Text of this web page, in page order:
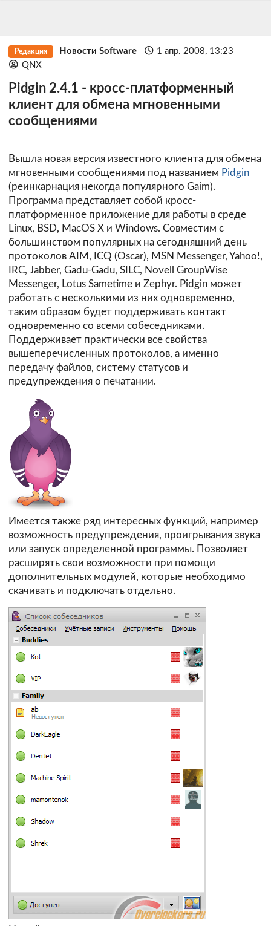
Редакция Новости Software
1 апр. 2008, 13:23
QNX
Pidgin 2.4.1 - кросс-платформенный
клиент для обмена мгновенными
сообщениями
Вышла новая версия известного клиента для обмена
мгновенными сообщениями под названием Pidgin
(реинкарнация некогда популярного Gaim).
Программа представляет собой кросс-
платформенное приложение для работы в среде
Linux, BSD, MacOS X и Windows. Совместим с
большинством популярных на сегодняшний день
протоколов AIM, ICQ (Oscar), MSN Messenger, Yahoo!,
IRC, Jabber, Gadu-Gadu, SILC, Novell GroupWise
Messenger, Lotus Sametime и Zephyr. Pidgin может
работать с несколькими из них одновременно,
таким образом будет поддерживать контакт
одновременно со всеми собеседниками.
Поддерживает практически все свойства
вышеперечисленных протоколов, а именно
передачу файлов, систему статусов и
предупреждения о печатании.
Имеется также ряд интересных функций, например
возможность предупреждения, проигрывания звука
или запуск определенной программы. Позволяет
расширять свои возможности при помощи
дополнительных модулей, которые необходимо
скачивать и подключать отдельно.